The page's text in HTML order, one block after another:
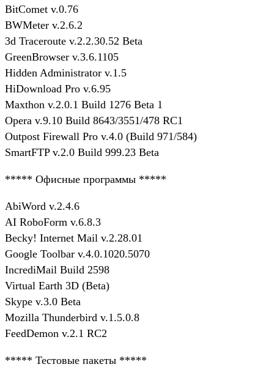
BitComet v.0.76
BWMeter v.2.6.2
3d Traceroute v.2.2.30.52 Beta
GreenBrowser v.3.6.1105
Hidden Administrator v.1.5
HiDownload Pro v.6.95
Maxthon v.2.0.1 Build 1276 Beta 1
Opera v.9.10 Build 8643/3551/478 RC1
Outpost Firewall Pro v.4.0 (Build 971/584)
SmartFTP v.2.0 Build 999.23 Beta
***** Офисные программы *****
AbiWord v.2.4.6
AI RoboForm v.6.8.3
Becky! Internet Mail v.2.28.01
Google Toolbar v.4.0.1020.5070
IncrediMail Build 2598
Virtual Earth 3D (Beta)
Skype v.3.0 Beta
Mozilla Thunderbird v.1.5.0.8
FeedDemon v.2.1 RC2
***** Тестовые пакеты *****